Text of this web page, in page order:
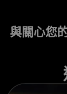
與關心您